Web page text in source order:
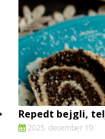
Repedt bejgli,
2025. december 19.